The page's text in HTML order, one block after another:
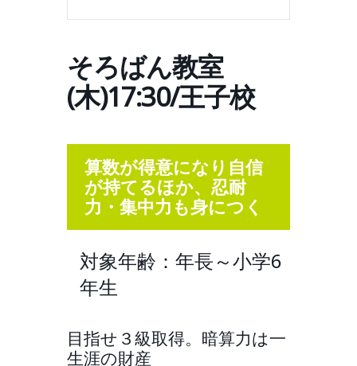
そろばん教室
(木)17:30/王子校
算数が得意になり自信
が持てるほか、忍耐
力・集中力も身につく
対象年齢：年長～小学6
年生
目指せ３級取得。暗算力は一
生涯の財産